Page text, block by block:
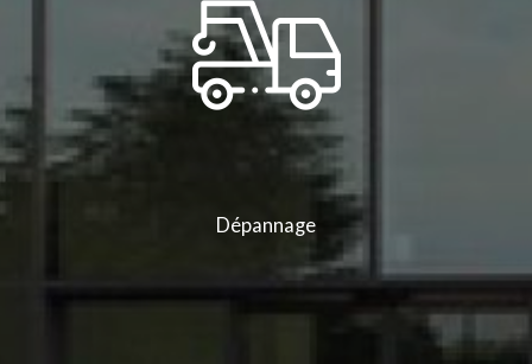
Dépannage